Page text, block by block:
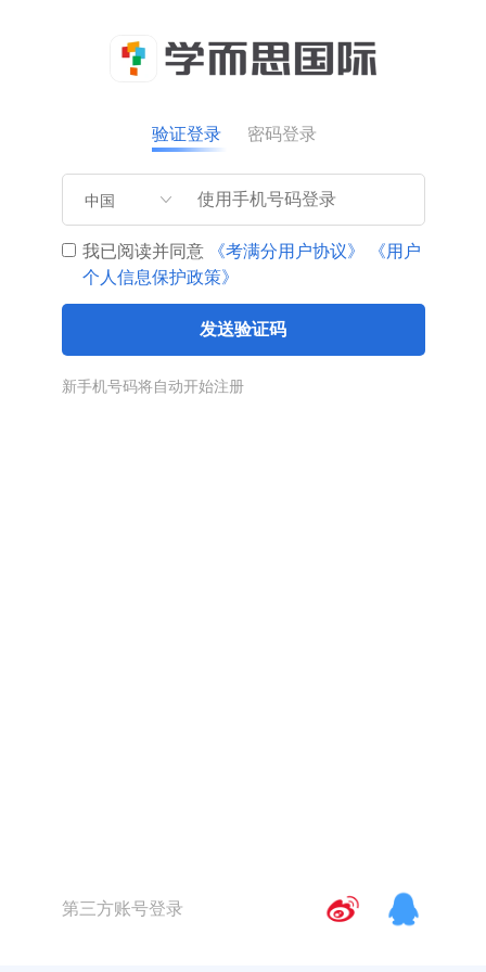
验证登录 密码登录
中国
我已阅读并同意 《考满分用户协议》
《用户
个人信息保护政策》
发送验证码
新手机号码将自动开始注册
第三方账号登录